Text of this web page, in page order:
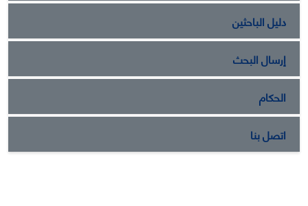
دليل الباحثين
إرسال البحث
الحكام
اتصل بنا